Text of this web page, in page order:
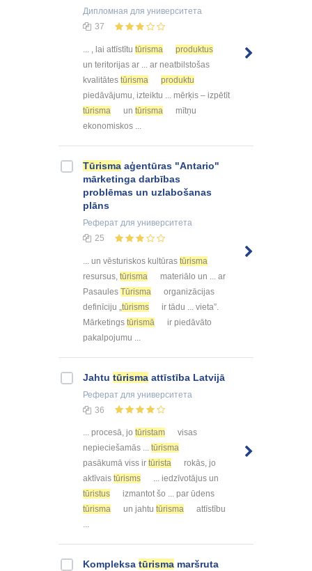
Дипломная для университета
37
... , lai attīstītu tūrisma
produktus
un teritorijas ar ... ar neatbilstošas
kvalitātes tūrisma
produktu
piedāvājumu, izteiktu ... mērķis – izpētīt
tūrisma
un tūrisma
mītņu
ekonomiskos ...
Tūrisma aģentūras "Antario"
mārketinga darbības
problēmas un uzlabošanas
plāns
Реферат для университета
25
... un vēsturiskos kultūras tūrisma
resursus, tūrisma
materiālo un ... ar
Pasaules Tūrisma
organizācijas
definīciju „ tūrisms
ir tādu ... vieta”.
Mārketings tūrismā
ir piedāvāto
pakalpojumu ...
Jahtu tūrisma attīstība Latvijā
Реферат для университета
36
... procesā, jo tūristam
visas
nepieciešamās ... tūrisma
pasākumā viss ir tūrista
rokās, jo
aktīvais tūrisms
... iedzīvotājus un
tūristus
izmantot šo ... par ūdens
tūrisma
un jahtu tūrisma
attīstību
...
Kompleksa tūrisma maršruta